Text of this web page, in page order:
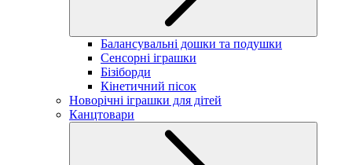
Балансувальні дошки та подушки
Сенсорні іграшки
Бізіборди
Кінетичний пісок
Новорічні іграшки для дітей
Канцтовари